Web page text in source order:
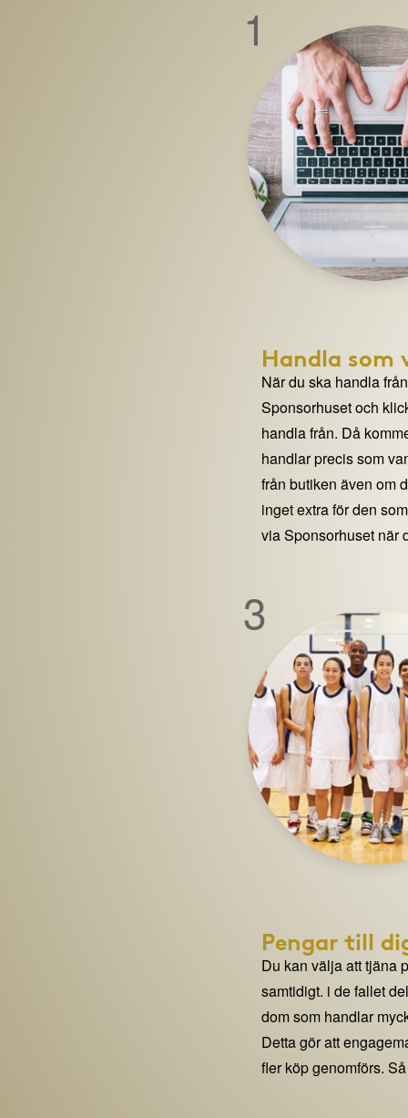
1
Handla som
När du ska handla
Sponsorhuset och
handla från. Då
handlar precis som
från butiken även om
inget extra för den
via Sponsorhuset när
3
Pengar till
Du kan välja att tjäna
samtidigt. i de fallet
dom som handlar
Detta gör att
fler köp genomförs.